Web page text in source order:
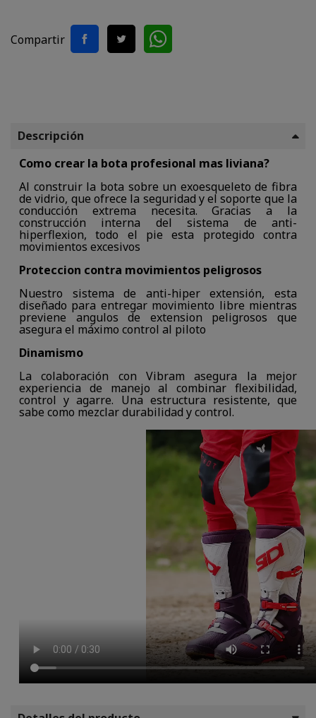
Compartir
Descripción
Como crear la bota profesional mas liviana?
Al construir la bota sobre un exoesqueleto de fibra
de vidrio, que ofrece la seguridad y el soporte que la
conducción extrema necesita. Gracias a la
construcción interna del sistema de anti-
hiperflexion, todo el pie esta protegido contra
movimientos excesivos
Proteccion contra movimientos peligrosos
Nuestro sistema de anti-hiper extensión, esta
diseñado para entregar movimiento libre mientras
previene angulos de extension peligrosos que
asegura el máximo control al piloto
Dinamismo
La colaboración con Vibram asegura la mejor
experiencia de manejo al combinar flexibilidad,
control y agarre. Una estructura resistente, que
sabe como mezclar durabilidad y control.